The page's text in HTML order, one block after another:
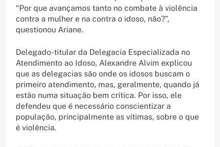
“Por que avançamos tanto no combate à violência
contra a mulher e na contra o idoso, não?”,
questionou Ariane.
Delegado-titular da Delegacia Especializada no
Atendimento ao Idoso, Alexandre Alvim explicou
que as delegacias são onde os idosos buscam o
primeiro atendimento, mas, geralmente, quando já
estão numa situação bem crítica. Por isso, ele
defendeu que é necessário conscientizar a
população, principalmente as vítimas, sobre o que
é violência.